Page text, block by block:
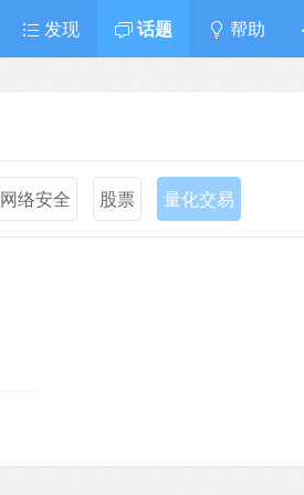
发现 话题 帮助
网络安全 股票 量化交易